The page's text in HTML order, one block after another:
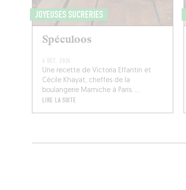
JOYEUSES SUCRERIES
Spéculoos
4 DÉC. 2024
Une recette de Victoria Effantin et
Cécile Khayat, cheffes de la
boulangerie Mamiche à Paris. ...
LIRE LA SUITE